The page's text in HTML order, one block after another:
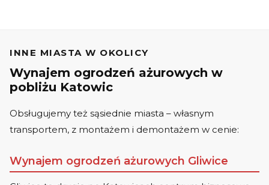
INNE MIASTA W OKOLICY
Wynajem ogrodzeń ażurowych w
pobliżu Katowic
Obsługujemy też sąsiednie miasta – własnym
transportem, z montażem i demontażem w cenie:
Wynajem ogrodzeń ażurowych Gliwice